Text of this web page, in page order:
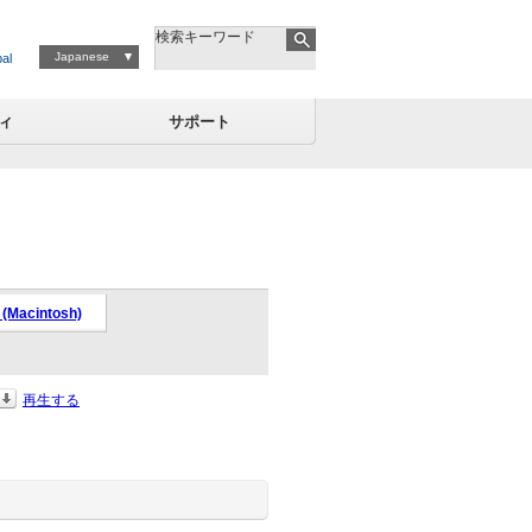
Japanese
検索キーワード
サポート
(Macintosh)
再生する